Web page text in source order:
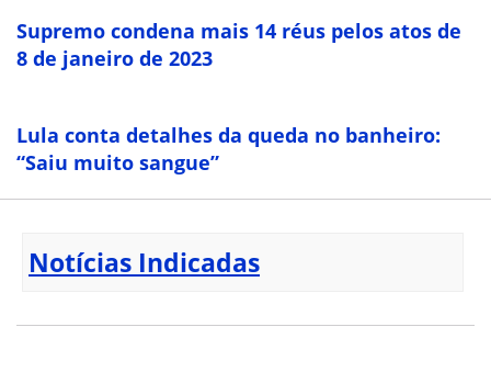
Supremo condena mais 14 réus pelos atos de
8 de janeiro de 2023
Lula conta detalhes da queda no banheiro:
“Saiu muito sangue”
Notícias Indicadas